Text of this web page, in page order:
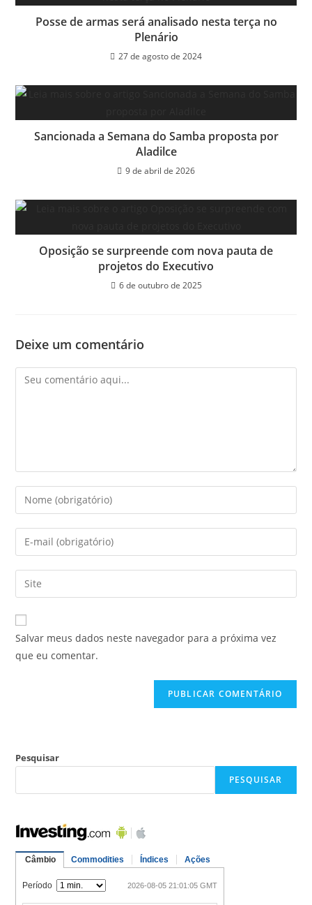
Posse de armas será analisado nesta terça no
Plenário
27 de agosto de 2024
Sancionada a Semana do Samba proposta por
Aladilce
9 de abril de 2026
Oposição se surpreende com nova pauta de
projetos do Executivo
6 de outubro de 2025
Deixe um comentário
Salvar meus dados neste navegador para a próxima vez
que eu comentar.
Pesquisar
PESQUISAR